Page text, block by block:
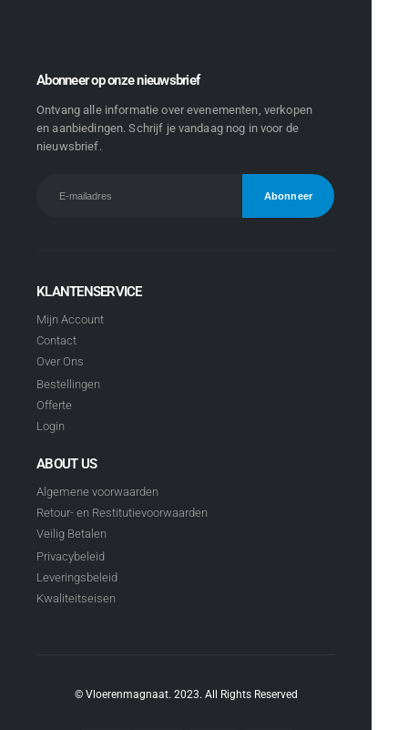
Abonneer op onze nieuwsbrief
Ontvang alle informatie over evenementen, verkopen
en aanbiedingen. Schrijf je vandaag nog in voor de
nieuwsbrief.
KLANTENSERVICE
Mijn Account
Contact
Over Ons
Bestellingen
Offerte
Login
ABOUT US
Algemene voorwaarden
Retour- en Restitutievoorwaarden
Veilig Betalen
Privacybeleid
Leveringsbeleid
Kwaliteitseisen
© Vloerenmagnaat. 2023. All Rights Reserved